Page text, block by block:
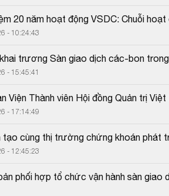
20 năm hoạt động VSDC: Chuỗi
- 10:24:43
trương Sàn giao dịch các-bon
- 15:45:41
Viện Thành viên Hội đồng Quản trị
- 17:14:49
tạo cùng thị trường chứng khoán phát
- 12:45:23
phối hợp tổ chức vận hành sàn